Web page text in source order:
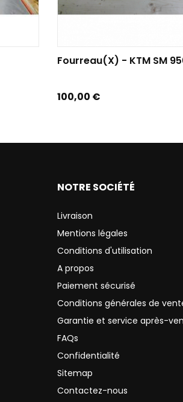
Fourreau(x) - KTM SM
Prix
100,00 €
NOTRE SOCIÉTÉ
Livraison
Mentions légales
Conditions d'utilisation
A propos
Paiement sécurisé
Conditions générales de
Garantie et service après-
FAQs
Confidentialité
Sitemap
Contactez-nous